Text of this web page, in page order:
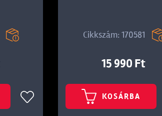
Cikkszám: 170581
15 990 Ft
KOSÁRBA